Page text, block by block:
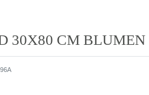
30X80 CM BLUMEN